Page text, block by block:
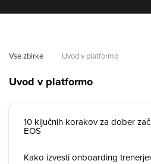
Vse zbirke Uvod v platformo
Uvod v platformo
10 ključnih korakov za dober
EOS
Kako izvesti onboarding